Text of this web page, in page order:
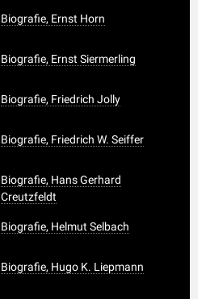
Biografie, Ernst Horn
Biografie, Ernst Siermerling
Biografie, Friedrich Jolly
Biografie, Friedrich W. Seiffer
Biografie, Hans Gerhard
Creutzfeldt
Biografie, Helmut Selbach
Biografie, Hugo K. Liepmann